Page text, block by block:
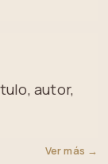
autor,
Ver más →